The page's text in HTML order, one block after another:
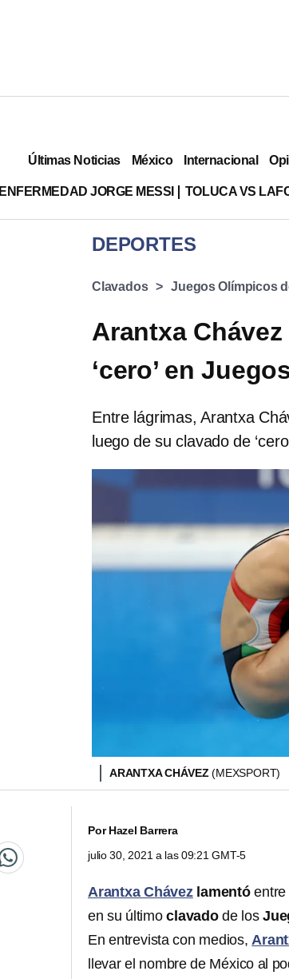
Últimas Noticias México Internacional
ENFERMEDAD JORGE MESSI TOLUCA VS
DEPORTES
Clavados Juegos Olímpicos
Arantxa
‘cero’ en
Entre lágrimas, Arantxa
luego de su clavado de
ARANTXA CHÁVEZ(MEXSPORT)
PorHazel Barrera
julio 30, 2021 a las 09:21 GMT-5
Arantxa Chávez lamentóentre
en su últimoclavadode los
En entrevista con medios,
llevar el nombre de México al